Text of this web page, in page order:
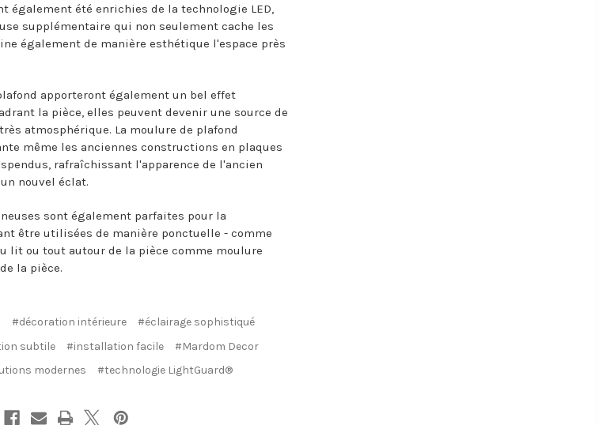
également été enrichies de la technologie LED,
supplémentaire qui non seulement cache les
également de manière esthétique l'espace près
apporteront également un bel effet
la pièce, elles peuvent devenir une source de
atmosphérique. La moulure de plafond
même les anciennes constructions en plaques
rafraîchissant l'apparence de l'ancien
nouvel éclat.
sont également parfaites pour la
être utilisées de manière ponctuelle - comme
lit ou tout autour de la pièce comme moulure
la pièce.
#décoration intérieure
#éclairage sophistiqué
subtile #installation facile
#Mardom Decor
modernes #technologie LightGuard®